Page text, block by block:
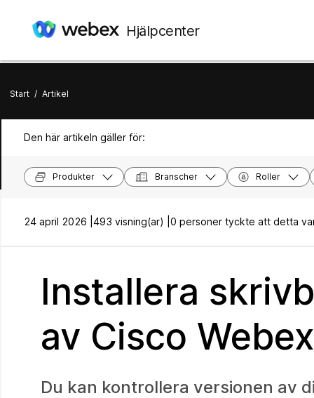
Hjälpcenter
Start / Artikel
Den här artikeln gäller för:
Produkter Branscher Roller
24 april 2026 | 493 visning(ar) | 0 personer tyckte att detta
Installera
av Cisco
Du kan kontrollera versionen av